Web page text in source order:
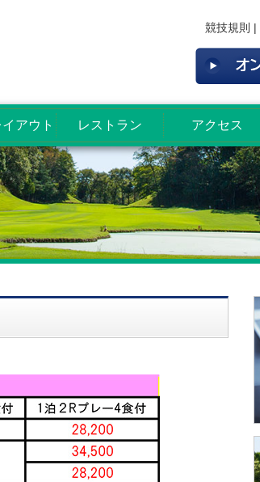
競技規則 |
アウト レストラン アクセス